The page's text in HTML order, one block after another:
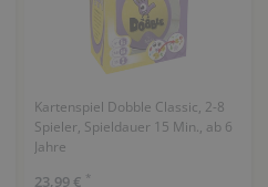
Kartenspiel Dobble Classic, 2-8
Spieler, Spieldauer 15 Min., ab 6
Jahre
23,99 € *